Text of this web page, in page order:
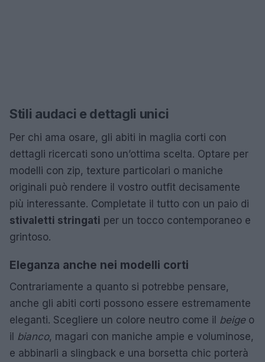
Stili audaci e dettagli unici
Per chi ama osare, gli abiti in maglia corti con
dettagli ricercati sono un’ottima scelta. Optare per
modelli con zip, texture particolari o maniche
originali può rendere il vostro outfit decisamente
più interessante. Completate il tutto con un paio di
stivaletti stringati per un tocco contemporaneo e
grintoso.
Eleganza anche nei modelli corti
Contrariamente a quanto si potrebbe pensare,
anche gli abiti corti possono essere estremamente
eleganti. Scegliere un colore neutro come il beigeo
il bianco, magari con maniche ampie e voluminose,
e abbinarli a slingback e una borsetta chic porterà